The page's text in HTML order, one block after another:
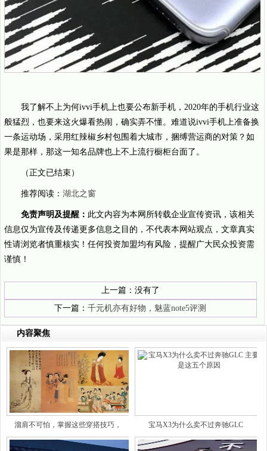
我了解不上为何ivvi手机上也要公布新手机，2020年的手机行业这
般猛烈，也要来这火爆看热闹，确实弄不懂。难道说ivvi手机上准备换
一条运动场，采用红辣椒乡村包围着大城市，捆缚营运商的对策？如
果是那样，那这一知名品牌也上不上流行橱柜台面了。
（正文已结束）
推荐阅读： 湖北之窗
免责声明及提醒： 此文内容为本网所转载企业宣传资讯，该相关
信息仅为宣传及传递更多信息之目的，不代表本网站观点，文章真实
性请浏览者慎重核实！任何投资加盟均有风险，提醒广大民众投资需
谨慎！
上一篇：没有了
下一篇：千元机亦有好物，魅蓝note5评测
内容聚焦
溜肩不可怕，掌握这些穿搭技巧， 宝马X3为什么卖不过奔驰GLC